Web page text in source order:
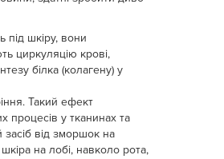
під шкіру, вони
циркуляцію крові,
білка (колагену) у
Такий ефект
процесів у тканинах та
від зморшок на
на лобі, навколо рота,